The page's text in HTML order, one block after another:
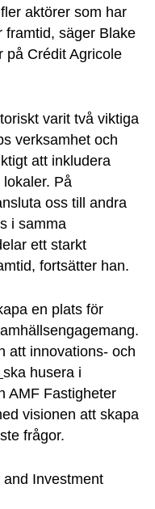
aktörer som har
framtid, säger Blake
på Crédit Agricole
varit två viktiga
verksamhet och
att inkludera
På
oss till andra
i samma
ett starkt
fortsätter han.
en plats för
att innovations- och
ska husera i
AMF Fastigheter
visionen att skapa
frågor.
Investment